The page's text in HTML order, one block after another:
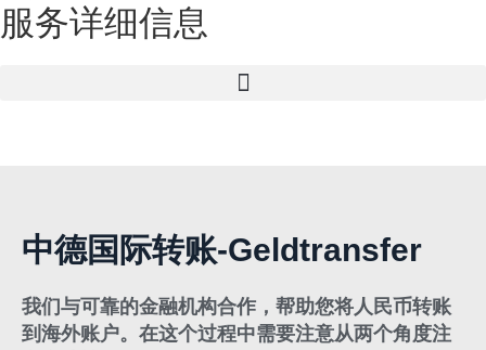
服务详细信息
中德国际转账-Geldtransfer
我们与可靠的金融机构合作，帮助您将人民币转账
到海外账户。在这个过程中需要注意从两个角度注